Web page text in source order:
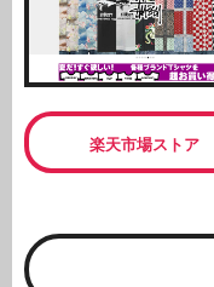
楽天市場ストア